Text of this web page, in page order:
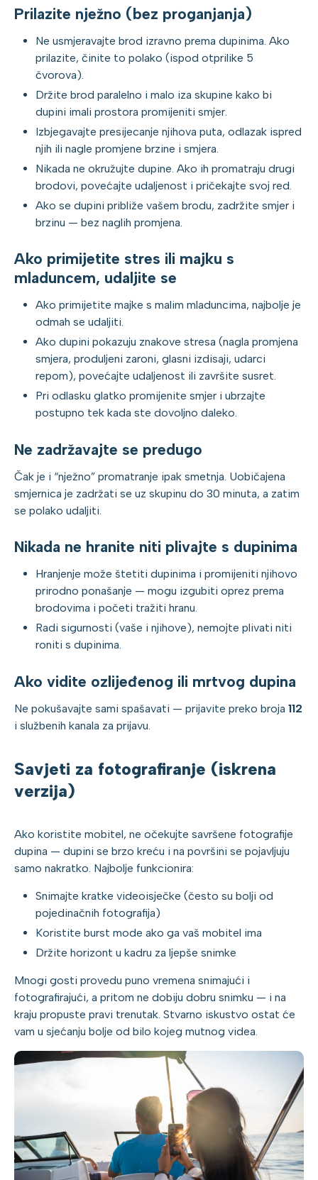
Prilazite nježno (bez proganjanja)
Ne usmjeravajte brod izravno prema dupinima. Ako
prilazite, činite to polako (ispod otprilike 5
čvorova).
Držite brod paralelno i malo iza skupine kako bi
dupini imali prostora promijeniti smjer.
Izbjegavajte presijecanje njihova puta, odlazak ispred
njih ili nagle promjene brzine i smjera.
Nikada ne okružujte dupine. Ako ih promatraju drugi
brodovi, povećajte udaljenost i pričekajte svoj red.
Ako se dupini približe vašem brodu, zadržite smjer i
brzinu — bez naglih promjena.
Ako primijetite stres ili majku s
mladuncem, udaljite se
Ako primijetite majke s malim mladuncima, najbolje je
odmah se udaljiti.
Ako dupini pokazuju znakove stresa (nagla promjena
smjera, produljeni zaroni, glasni izdisaji, udarci
repom), povećajte udaljenost ili završite susret.
Pri odlasku glatko promijenite smjer i ubrzajte
postupno tek kada ste dovoljno daleko.
Ne zadržavajte se predugo
Čak je i “nježno” promatranje ipak smetnja. Uobičajena
smjernica je zadržati se uz skupinu do 30 minuta, a zatim
se polako udaljiti.
Nikada ne hranite niti plivajte s dupinima
Hranjenje može štetiti dupinima i promijeniti njihovo
prirodno ponašanje — mogu izgubiti oprez prema
brodovima i početi tražiti hranu.
Radi sigurnosti (vaše i njihove), nemojte plivati niti
roniti s dupinima.
Ako vidite ozlijeđenog ili mrtvog dupina
Ne pokušavajte sami spašavati — prijavite preko broja 112
i službenih kanala za prijavu.
Savjeti za fotografiranje (iskrena
verzija)
Ako koristite mobitel, ne očekujte savršene fotografije
dupina — dupini se brzo kreću i na površini se pojavljuju
samo nakratko. Najbolje funkcionira:
Snimajte kratke videoisječke (često su bolji od
pojedinačnih fotografija)
Koristite burst mode ako ga vaš mobitel ima
Držite horizont u kadru za ljepše snimke
Mnogi gosti provedu puno vremena snimajući i
fotografirajući, a pritom ne dobiju dobru snimku — i na
kraju propuste pravi trenutak. Stvarno iskustvo ostat će
vam u sjećanju bolje od bilo kojeg mutnog videa.